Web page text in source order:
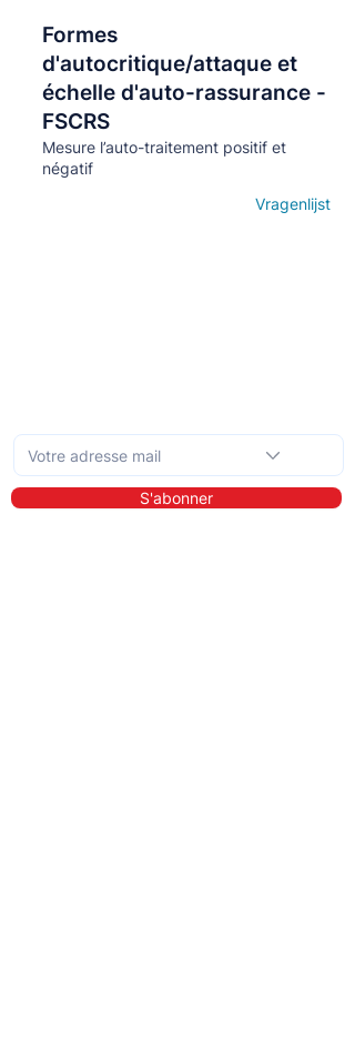
Formes
d'autocritique/attaque et
échelle d'auto-rassurance -
FSCRS
Mesure l’auto-traitement positif et
négatif
Кнопка
Vragenlijst
S'abonner